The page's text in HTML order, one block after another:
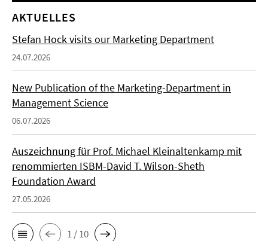
AKTUELLES
Stefan Hock visits our Marketing Department
24.07.2026
New Publication of the Marketing-Department in
Management Science
06.07.2026
Auszeichnung für Prof. Michael Kleinaltenkamp mit
renommierten ISBM-David T. Wilson-Sheth
Foundation Award
27.05.2026
1 / 10